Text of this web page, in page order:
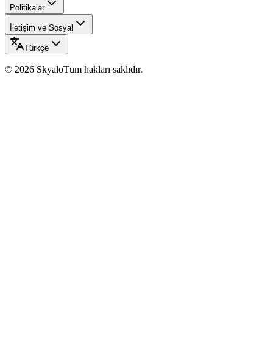
Politikalar
İletişim ve Sosyal
Türkçe
© 2026 SkyaloTüm hakları saklıdır.